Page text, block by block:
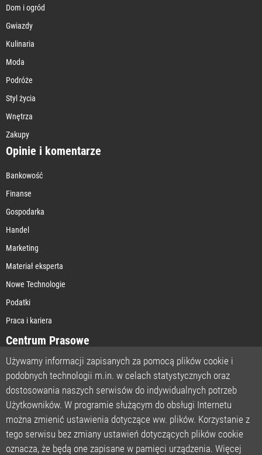
Dom i ogród
Gwiazdy
Kulinaria
Moda
Podróże
Styl życia
Wnętrza
Zakupy
Opinie i komentarze
Bankowość
Finanse
Gospodarka
Handel
Marketing
Materiał eksperta
Nowe Technologie
Podatki
Praca i kariera
Centrum Prasowe
STRONA GŁÓWNA
O NAS
POLITYKA PRYWATNOŚCI
REGULAMIN
Używamy informacji zapisanych za pomocą plików cookie i
podobnych technologii m.in. w celach statystycznych oraz
dostosowania naszych serwisów do indywidualnych potrzeb
Użytkowników. W programie służącym do obsługi Internetu
można zmienić ustawienia dotyczące ww. plików. Korzystanie z
tego serwisu bez zmiany ustawień dotyczących plików cookie
oznacza, że będą one zapisane w pamięci urządzenia. Więcej